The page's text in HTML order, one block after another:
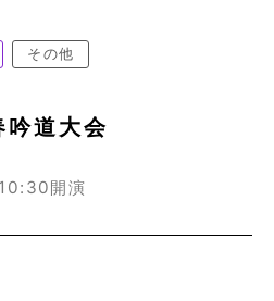
その他
道大会
10:30開演